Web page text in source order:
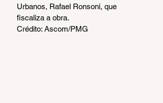
Urbanos, Rafael Ronsoni, que
fiscaliza a obra.
Crédito: Ascom/PMG